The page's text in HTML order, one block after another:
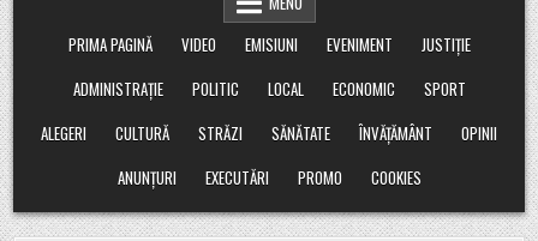
PRIMA PAGINĂ
VIDEO EMISIUNI EVENIMENT
JUSTIȚIE
ADMINISTRAȚIE
POLITIC LOCAL ECONOMIC
SPORT
ALEGERI
CULTURĂ STRĂZI SĂNĂTATE ÎNVĂȚĂMÂNT
OPINII
ANUNȚURI
EXECUTĂRI PROMO COOKIES